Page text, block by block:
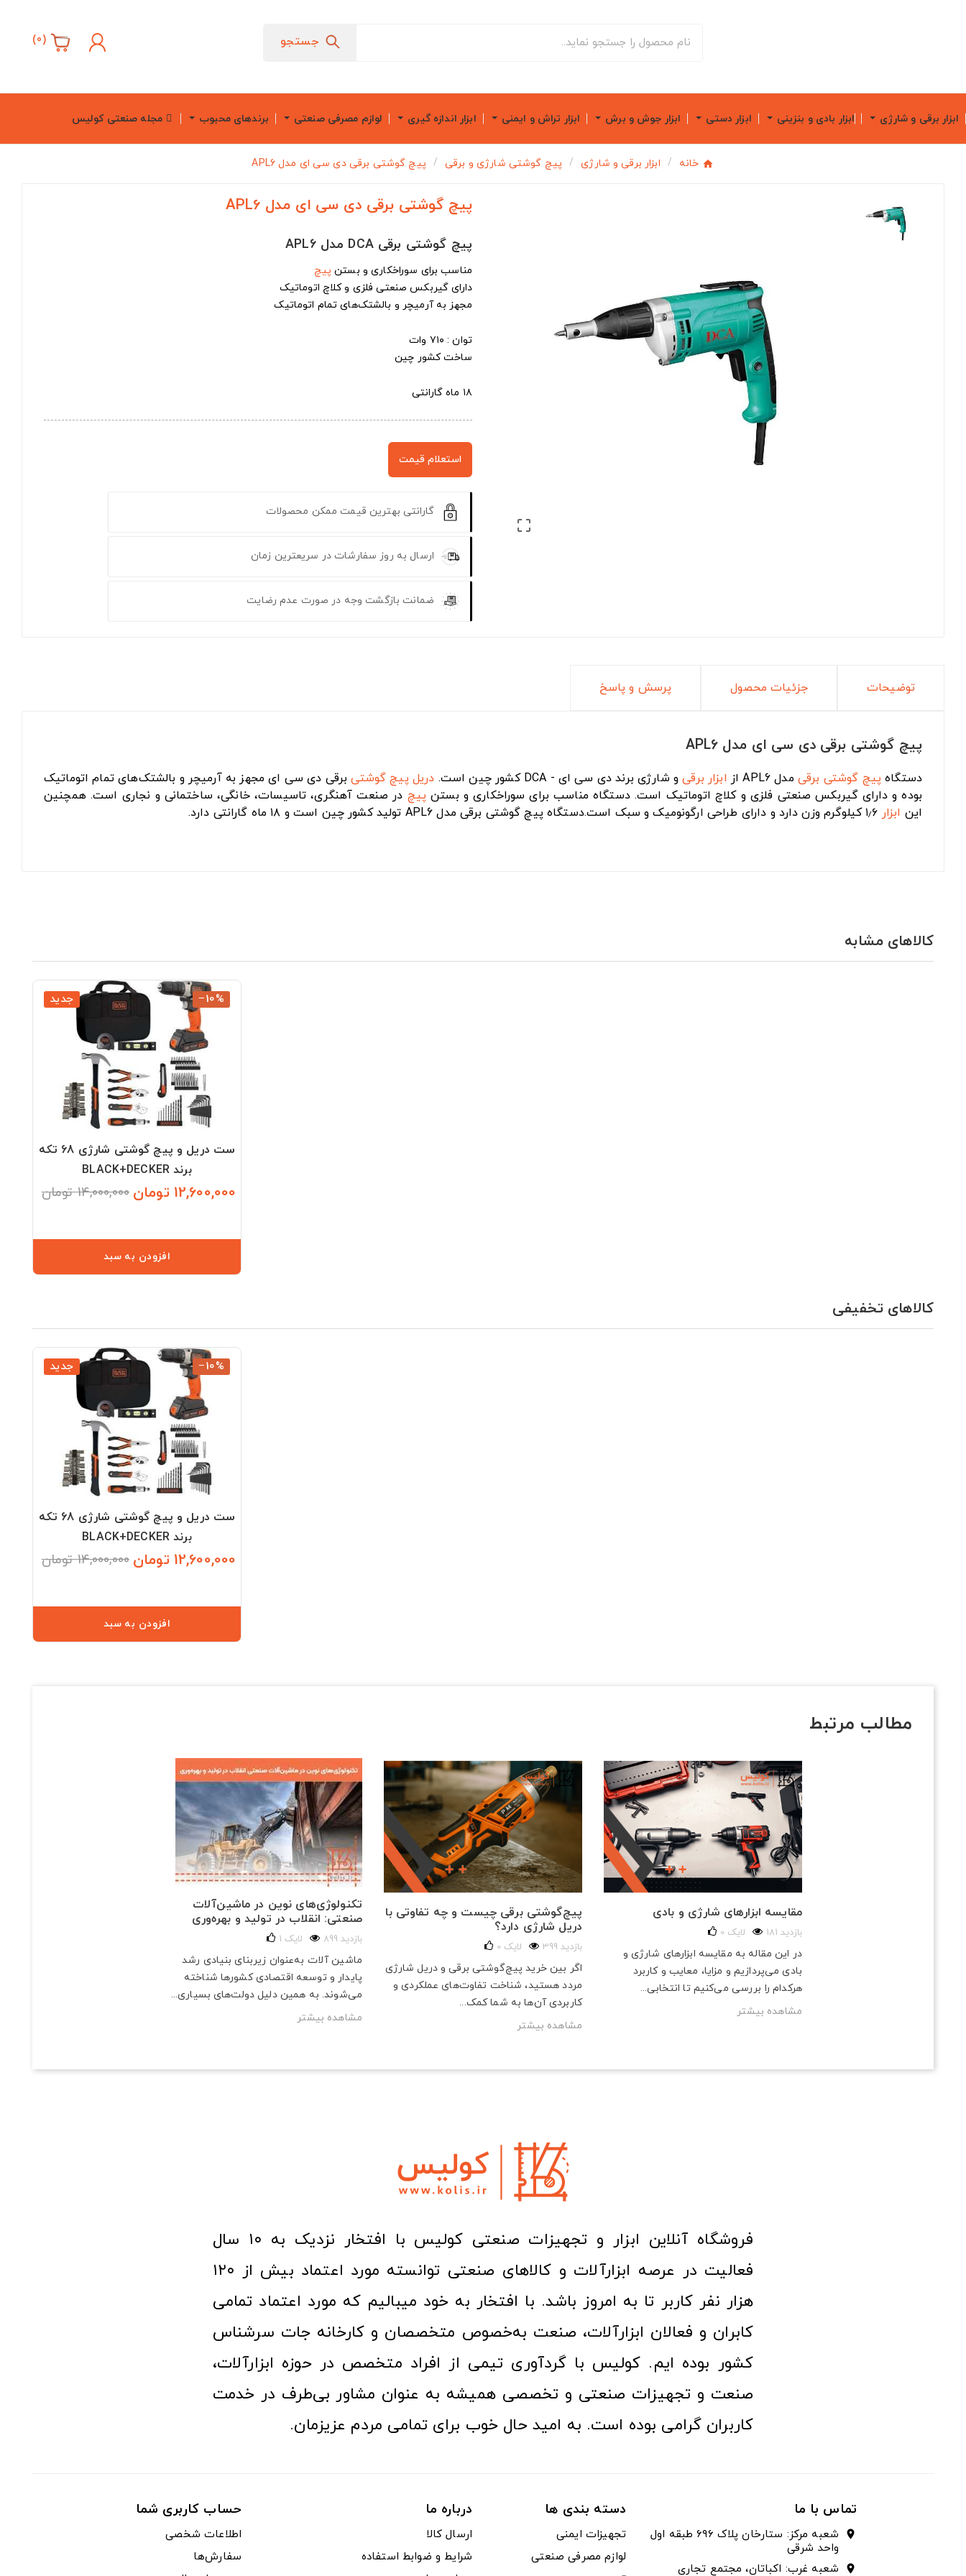
جستجو (
0
)
ابزار برقی و شارژی ابزار بادی و بنزینی ابزار دستی ابزار جوش و برش ابزار تراش و ایمنی ابزار اندازه گیری لوازم مصرفی صنعتی برندهای محبوب مجله صنعتی کولیس
خانه ابزار برقی و شارژی پیچ گوشتی شارژی و برقی پیچ گوشتی برقی دی سی ای مدل APL6

پیچ گوشتی برقی دی سی ای مدل APL6
پیچ گوشتی برقی DCA مدل APL6
مناسب برای سوراخکاری و بستن پیچ
دارای گیربکس صنعتی فلزی و کلاچ اتوماتیک
مجهز به آرمیچر و بالشتک‌های تمام اتوماتیک
توان : ۷۱۰ وات
ساخت کشور چین
۱۸ ماه گارانتی
استعلام قیمت
گارانتی بهترین قیمت ممکن محصولات
ارسال به روز سفارشات در سریعترین زمان
ضمانت بازگشت وجه در صورت عدم رضایت
توضیحات جزئیات محصول پرسش و پاسخ
پیچ گوشتی برقی دی سی ای مدل APL6
دستگاه پیچ گوشتی برقی مدل APL6 از ابزار برقیو شارژی برند دی سی ای - DCA کشور چین است. دریل پیچ گوشتیبرقی دی سی ای مجهز به آرمیچر و بالشتک‌های تمام اتوماتیک
بوده و دارای گیربکس صنعتی فلزی و کلاچ اتوماتیک است. دستگاه مناسب برای سوراخکاری و بستن پیچ در صنعت آهنگری، تاسیسات، خانگی، ساختمانی و نجاری است. همچنین
این ابزار
کالاهای مشابه
جدید ‎−10%
ست دریل و پیچ گوشتی شارژی 68 تکه
برند BLACK+DECKER
12,600,000 تومان 14,000,000 تومان
افزودن به سبد
کالاهای تخفیفی
جدید ‎−10%
ست دریل و پیچ گوشتی شارژی 68 تکه
برند BLACK+DECKER
12,600,000 تومان 14,000,000 تومان
افزودن به سبد
مطالب مرتبط
تکنولوژی‌های نوین در ماشین‌آلات
صنعتی: انقلاب در تولید و بهره‌وری
899 بازدید 1 لایک
ماشین آلات به‌عنوان زیربنای بنیادی رشد
پایدار و توسعه اقتصادی کشورها شناخته
می‌شوند. به همین دلیل دولت‌های بسیاری...
مشاهده بیشتر
پیچ‌گوشتی برقی چیست و چه تفاوتی با
دریل شارژی دارد؟
399 بازدید 0 لایک
اگر بین خرید پیچ‌گوشتی برقی و دریل شارژی
مردد هستید، شناخت تفاوت‌های عملکردی و
کاربردی آن‌ها به شما کمک...
مشاهده بیشتر
مقایسه ابزارهای شارژی و بادی
181 بازدید 0 لایک
در این مقاله به مقایسه ابزارهای شارژی و
بادی می‌پردازیم و مزایا، معایب و کاربرد
هرکدام را بررسی می‌کنیم تا انتخابی...
مشاهده بیشتر
فروشگاه آنلاین ابزار و تجهیزات صنعتی کولیس با افتخار نزدیک به ۱۰ سال
فعالیت در عرصه ابزارآلات و کالاهای صنعتی توانسته مورد اعتماد بیش از ۱۲۰
هزار نفر کاربر تا به امروز باشد. با افتخار به خود میبالیم که مورد اعتماد تمامی
کابران و فعالان ابزارآلات، صنعت به‌خصوص متخصصان و کارخانه جات سرشناس
کشور بوده ایم. کولیس با گردآوری تیمی از افراد متخصص در حوزه ابزارآلات،
صنعت و تجهیزات صنعتی و تخصصی همیشه به عنوان مشاور بی‌طرف در خدمت
کاربران گرامی بوده است. به امید حال خوب برای تمامی مردم عزیزمان.
تماس با ما
location_on
شعبه مرکز: ستارخان پلاک ۶۹۶ طبقه اول
واحد شرقی
location_on
شعبه غرب: اکباتان، مجتمع تجاری
دسته بندی ها
تجهیزات ایمنی
لوازم مصرفی صنعتی
درباره ما
ارسال کالا
شرایط و ضوابط استفاده
حساب کاربری شما
اطلاعات شخصی
سفارش‌ها